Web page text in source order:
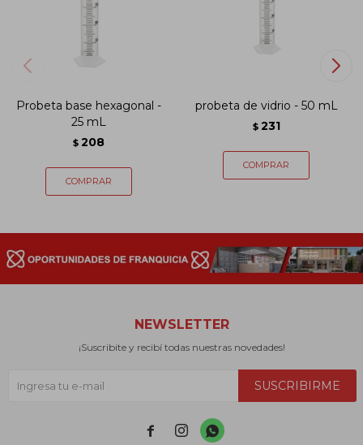
Probeta base hexagonal -
25 mL
$ 208
probeta de vidrio - 50 mL
$ 231
NEWSLETTER
¡Suscribite y recibí todas nuestras novedades!
SUSCRIBIRME
  